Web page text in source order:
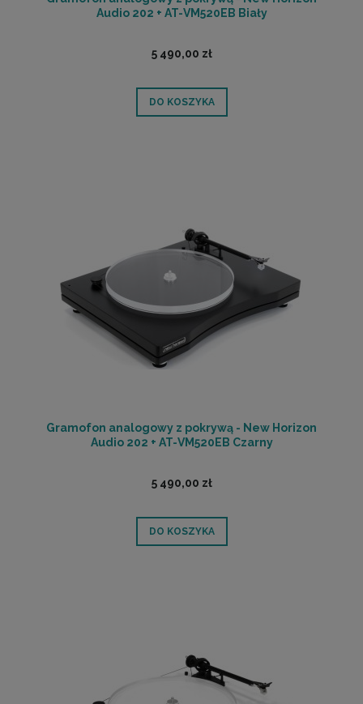
Audio 202 + AT-VM520EB Biały
5 490,00 zł
DO KOSZYKA
Gramofon analogowy z pokrywą - New Horizon
Audio 202 + AT-VM520EB Czarny
5 490,00 zł
DO KOSZYKA